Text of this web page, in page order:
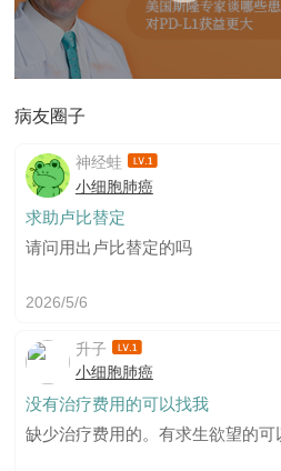
病友圈子
神经蛙
小细胞肺癌
求助卢比替定
请问用出卢比替定的吗
2026/5/6
升子
小细胞肺癌
没有治疗费用的可以找我
缺少治疗费用的。有求生欲望的可